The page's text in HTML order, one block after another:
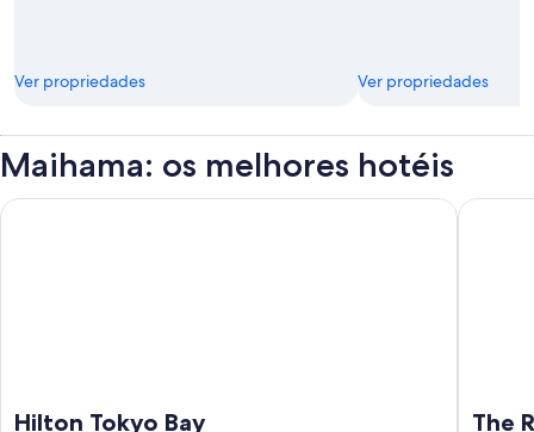
Ver propriedades Ver propriedades
Maihama: os melhores hotéis
Hilton Tokyo Bay
Hilton Tokyo Bay
The
The